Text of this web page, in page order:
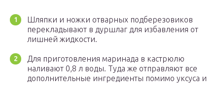
Шляпки и ножки отварных подберезовиков
перекладывают в дуршлаг для избавления от
лишней жидкости.
Для приготовления маринада в кастрюлю
наливают 0,8 л воды. Туда же отправляют все
дополнительные ингредиенты помимо уксуса и